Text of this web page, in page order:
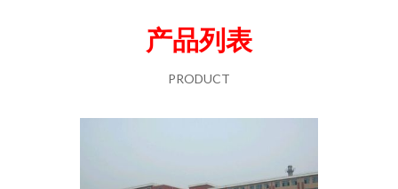
产品列表
PRODUCT